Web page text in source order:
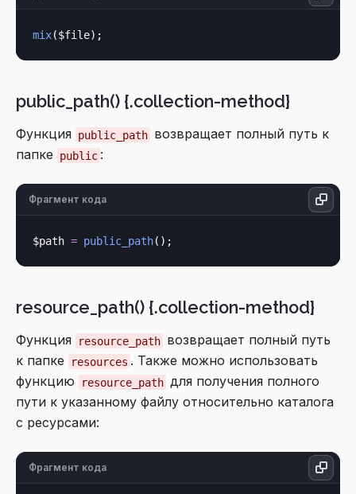
mix
public_path() {.collection-method}
Функция public_path возвращает полный путь к
папке
public :
Фрагмент кода
$path = public_path
resource_path() {.collection-method}
Функция resource_path возвращает полный путь
к папке
resources . Также можно использовать
функцию
resource_path для получения полного
пути к указанному файлу относительно каталога
с ресурсами:
Фрагмент кода